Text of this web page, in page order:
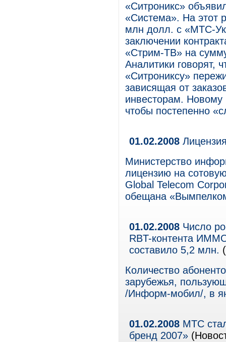
«Ситроникс»
«Система». На этот
млн долл. с «МТС-
заключении
«Стрим-ТВ» на
Аналитики говорят,
«Ситрониксу»
зависящая от
инвесторам. Новому
чтобы постепенно
01.02.2008
Министерство
лицензию на
Global Telecom
обещана
01.02.2008 Число
RBT-контента
составило 5,2 млн.
Количество
зарубежья,
/Информ-мобил/, в
01.02.2008 МТС
бренд 2007»